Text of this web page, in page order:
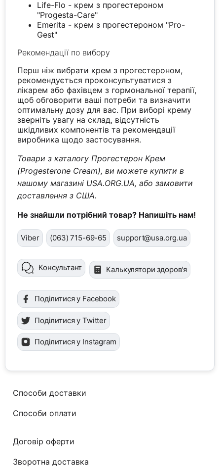
Life-Flo - крем з прогестероном
"Progesta-Care"
Emerita - крем з прогестероном "Pro-
Gest"
Рекомендації по вибору
Перш ніж вибрати крем з прогестероном,
рекомендується проконсультуватися з
лікарем або фахівцем з гормональної терапії,
щоб обговорити ваші потреби та визначити
оптимальну дозу для вас. При виборі крему
зверніть увагу на склад, відсутність
шкідливих компонентів та рекомендації
виробника щодо застосування.
Товари з каталогу Прогестерон Крем
(Progesterone Cream), ви можете купити в
нашому магазині USA.ORG.UA, або замовити
доставлення з США.
Не знайшли потрібний товар? Напишіть нам!
Viber (063) 715-69-65 support@usa.org.ua
Консультант Калькулятори здоров'я
Поділитися у Facebook
Поділитися у Twitter
Поділитися у Instagram
Способи доставки
Способи оплати
Договір оферти
Зворотна доставка